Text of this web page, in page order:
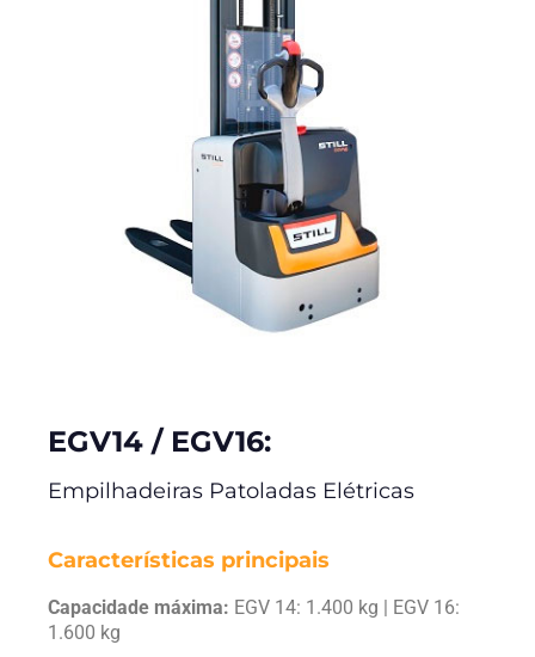
EGV14 / EGV16:
Empilhadeiras Patoladas Elétricas
Características principais
Capacidade máxima: EGV 14: 1.400 kg | EGV 16:
1.600 kg